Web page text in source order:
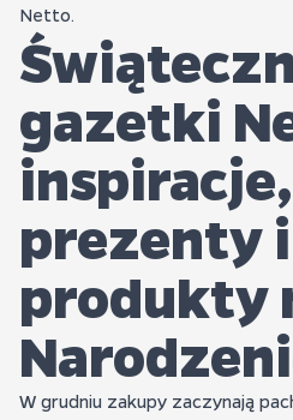
Netto.
gazetki
inspiracje,
prezenty i
produkty
W grudniu zakupy zaczynają